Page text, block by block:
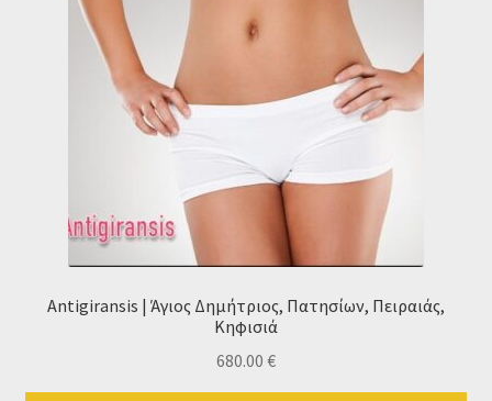
Antigiransis | Άγιος Δημήτριος, Πατησίων, Πειραιάς,
Κηφισιά
680.00 €